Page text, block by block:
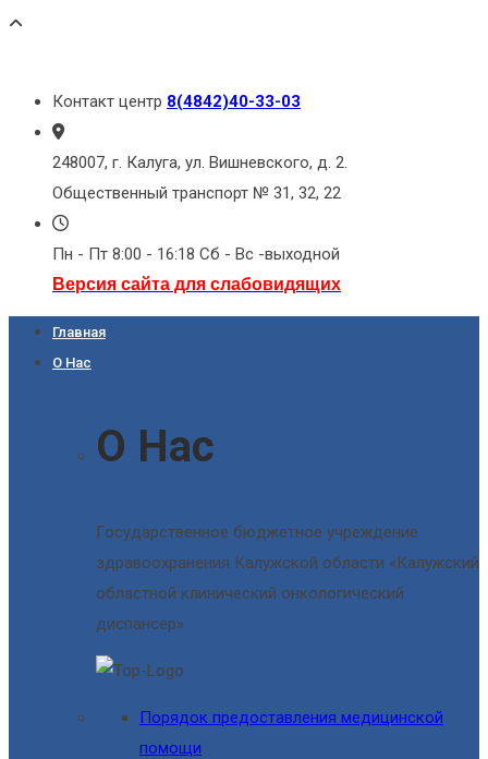
Контакт центр 8(4842)40-33-03
248007, г. Калуга, ул. Вишневского, д. 2.
Общественный транспорт № 31, 32, 22
Пн - Пт 8:00 - 16:18 Сб - Вс -выходной
Версия сайта для слабовидящих
Главная
О Нас
О Нас
Государственное бюджетное учреждение
здравоохранения Калужской области «Калужский
областной клинический онкологический
диспансер»
Порядок предоставления медицинской
помощи